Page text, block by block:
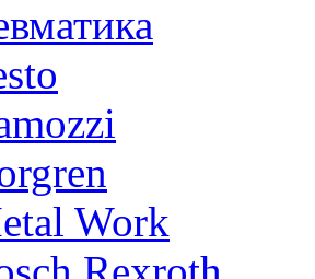
Work